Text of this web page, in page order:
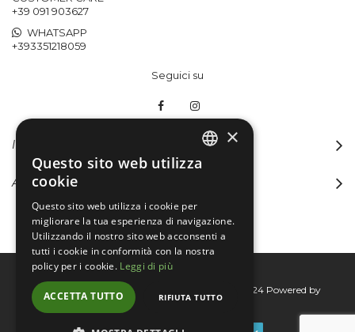
+39 091 903627
WHATSAPP
+393351218059
Seguici su
INFORMAZIONI
ACCOUNT
Bertini group srl © 2015-2026 - P.I. 06076830824 Powered by
Connecta
×
Questo sito web utilizza
cookie
Questo sito web utilizza i cookie per
migliorare la tua esperienza di navigazione.
Utilizzando il nostro sito web acconsenti a
tutti i cookie in conformità con la nostra
policy per i cookie. Leggi di più
ACCETTA TUTTO RIFIUTA TUTTO